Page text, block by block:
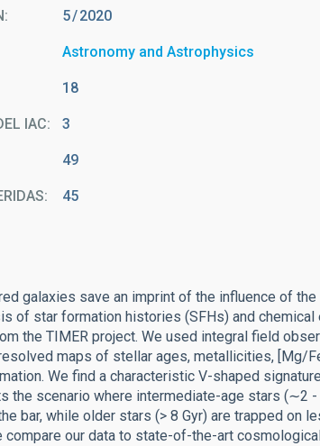
5 2020
Astronomy and Astrophysics
18
IAC 3
49
45
galaxies save an imprint of the influence of
of star formation histories (SFHs) and
the TIMER project. We used integral field
maps of stellar ages, metallicities, [Mg/
We find a characteristic V-shaped
the scenario where intermediate-age stars (∼2
bar, while older stars (> 8 Gyr) are trapped on
compare our data to state-of-the-art